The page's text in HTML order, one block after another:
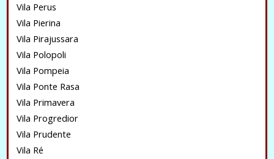
Vila Perus
Vila Pierina
Vila Pirajussara
Vila Polopoli
Vila Pompeia
Vila Ponte Rasa
Vila Primavera
Vila Progredior
Vila Prudente
Vila Ré